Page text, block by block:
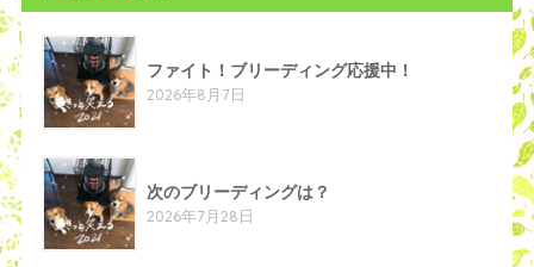
ファイト！ブリーディング応援中！
2026年8月7日
次のブリーディングは？
2026年7月28日